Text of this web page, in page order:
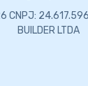
CNPJ:
BUILDER LTDA